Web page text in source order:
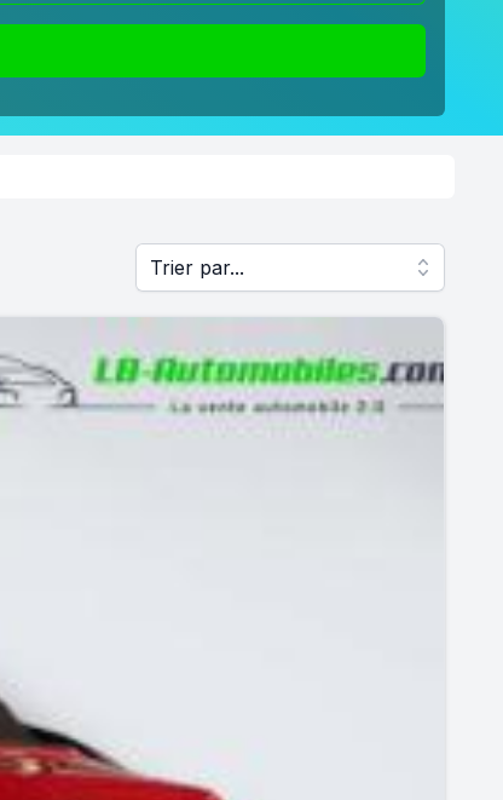
Trier par...